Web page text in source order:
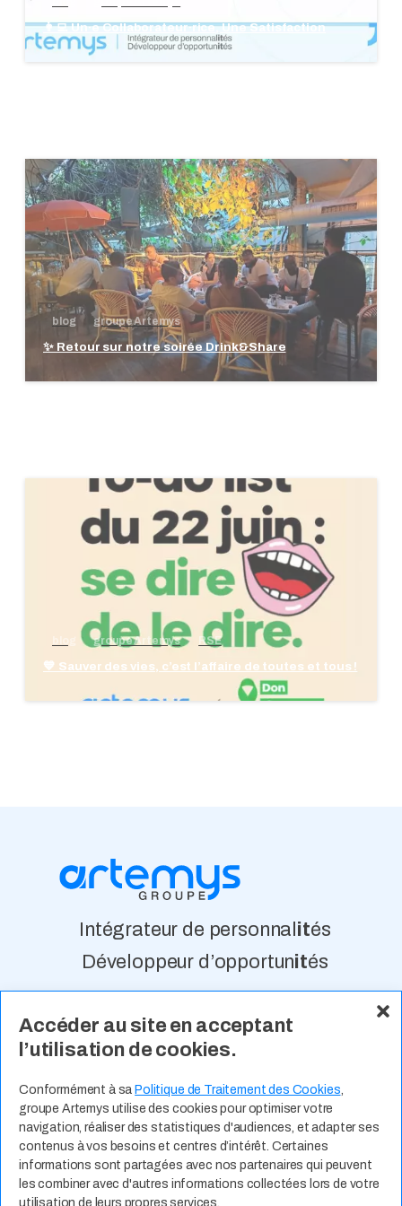
Accéder au site en acceptant
l’utilisation de cookies.
Conformément à sa Politique de Traitement des Cookies,
groupe Artemys utilise des cookies pour optimiser votre
navigation, réaliser des statistiques d'audiences, et adapter ses
contenus à vos besoins et centres d’intérêt. Certaines
informations sont partagées avec nos partenaires qui peuvent
les combiner avec d'autres informations collectées lors de votre
utilisation de leurs propres services.
👩‍💻 Un·e Collaborateur·rice, Une Satisfaction
blog groupe Artemys
✨ Retour sur notre soirée Drink&Share
groupe Artemys RSE
💙 Sauver des vies, c’est l’affaire de toutes et tous !
Intégrateur de personnal ités
Développeur d’opportunités
À Propos Nos Valeurs Actualité
Contact Expertises Métiers
Espace Talents Offres d’Emploi
Candidature Spontanée